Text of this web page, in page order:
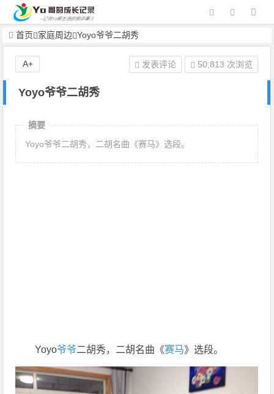
首页 家庭周边 Yoyo爷爷二胡秀
Yoyo爷爷二胡秀
发表评论 50,813 次浏览
A+
摘要
Yoyo爷爷二胡秀，二胡名曲《赛马》选段。
Yoyo爷爷二胡秀，二胡名曲《赛马》选段。